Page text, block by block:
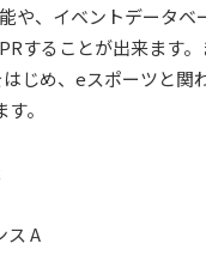
や、イベントデータベ
することが出来ます
じめ、eスポーツと関
。
A